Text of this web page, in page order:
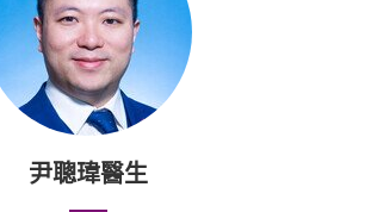
尹聰瑋醫生